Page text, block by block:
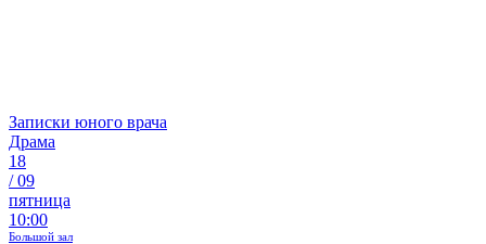
Записки юного врача
Драма
18
/09
пятница
10:00
Большой зал